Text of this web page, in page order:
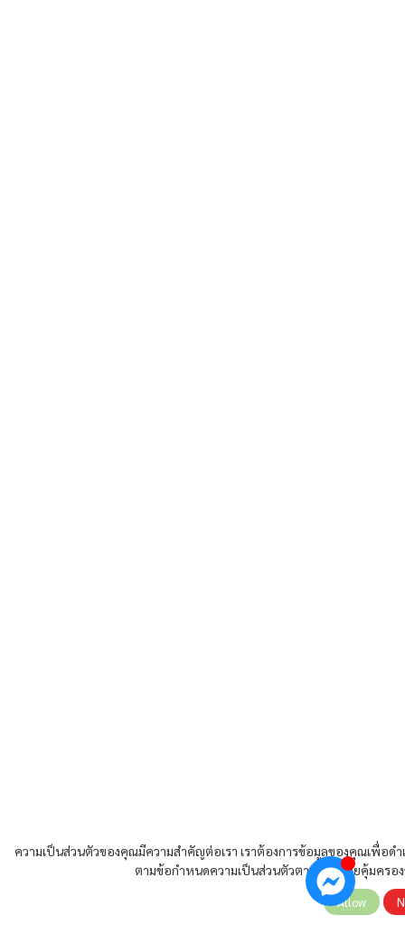
ความเป็นส่วนตัวของคุณมีความสำคัญต่อเรา เราต้องการข้อมูลของคุณเพื่อ
ตามข้อกำหนดความเป็นส่วนตัวตามกฎหมายคุ้มคร
Allow